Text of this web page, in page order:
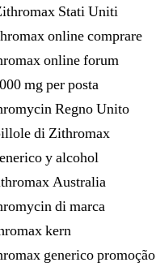
Stati Uniti
online comprare
online forum
mg per posta
Regno Unito
di Zithromax
y alcohol
Australia
di marca
kern
generico promoção